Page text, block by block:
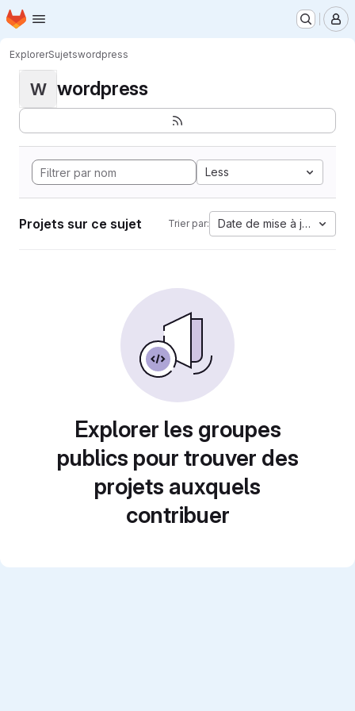
Passer au contenu principal
Page d'accueil
ExplorerSujetswordpress
W wordpress
Less
Projets sur ce sujet Trier par: Date de mise à jour
Explorer les groupes
publics pour trouver des
projets auxquels
contribuer